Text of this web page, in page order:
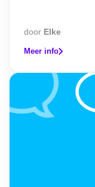
door Elke
Meer info